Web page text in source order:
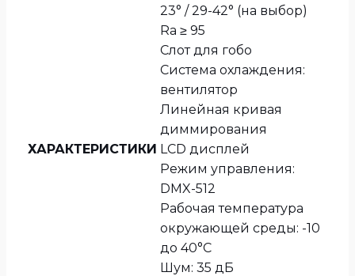
ХАРАКТЕРИСТИКИ
23° / 29-42° (на выбор)
Ra ≥ 95
Слот для гобо
Система охлаждения:
вентилятор
Линейная кривая
диммирования
LCD дисплей
Режим управления:
DMX-512
Рабочая температура
окружающей среды: -10
до 40°C
Шум: 35 дБ